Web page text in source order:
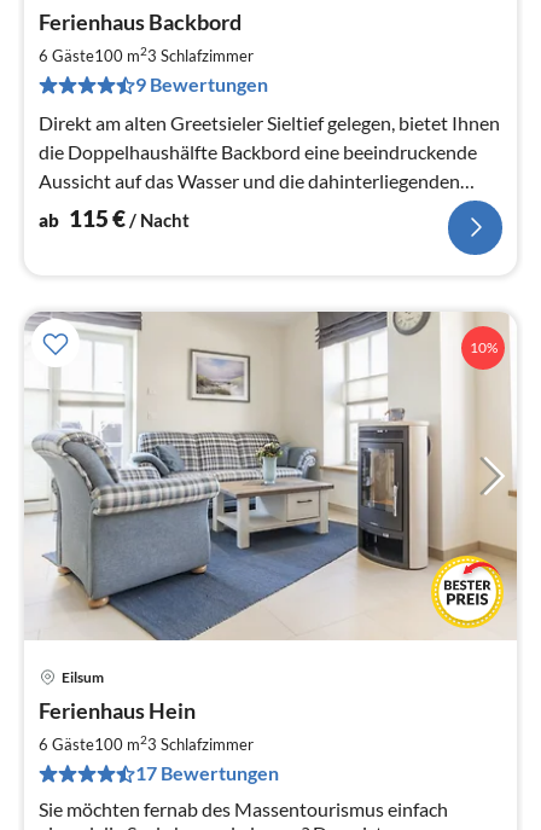
Ferienhaus Backbord
6 Gäste100 m23 Schlafzimmer
9 Bewertungen
Direkt am alten Greetsieler Sieltief gelegen, bietet Ihnen
die Doppelhaushälfte Backbord eine beeindruckende
Aussicht auf das Wasser und die dahinterliegenden
Felder und Wiesen.
ab 115€/ Nacht
10%
Eilsum
Ferienhaus Hein
6 Gäste100 m23 Schlafzimmer
17 Bewertungen
Sie möchten fernab des Massentourismus einfach